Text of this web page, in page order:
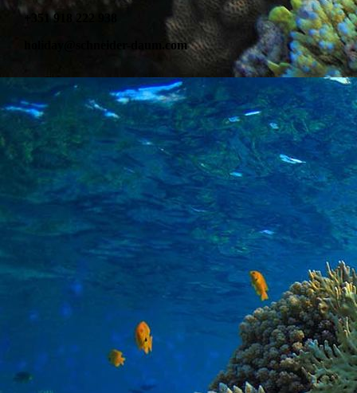
+351 918 222 938
holiday@schneider-daum.com